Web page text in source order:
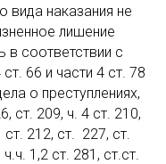
вида наказания не
лишение
в соответствии с
66 и части 4 ст. 78
о преступлениях,
ст. 209, ч. 4 ст. 210,
ст. 212, ст. 227, ст.
1,2 ст. 281, ст.ст.